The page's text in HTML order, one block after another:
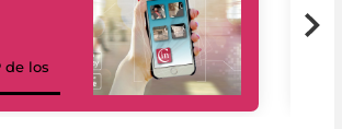
de los